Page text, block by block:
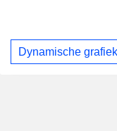
Dynamische grafiek